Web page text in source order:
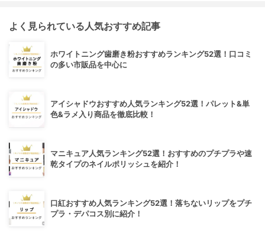
よく見られている人気おすすめ記事
ホワイトニング歯磨き粉おすすめランキング52選！口コミ
の多い市販品を中心に
アイシャドウおすすめ人気ランキング52選！パレット&単
色&ラメ入り商品を徹底比較！
マニキュア人気ランキング52選！おすすめのプチプラや速
乾タイプのネイルポリッシュを紹介！
口紅おすすめ人気ランキング52選！落ちないリップをプチ
プラ・デパコス別に紹介！